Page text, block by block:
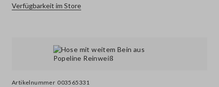
Artikelnummer 003565331
Verfügbarkeit im Store